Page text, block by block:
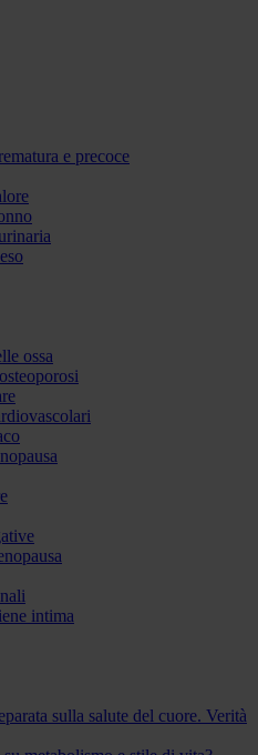
e precoce
ossa
intima
sulla salute del cuore. Verità